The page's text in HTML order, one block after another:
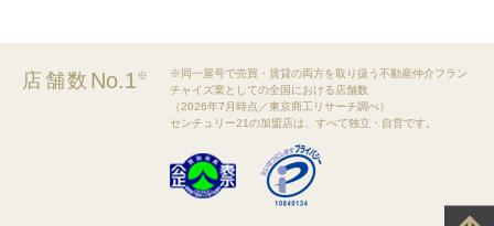
店舗数 No.1※
※同一屋号で売買・賃貸の両方を取り扱う不動産仲介フラン
チャイズ業としての全国における店舗数
（2026年7月時点／東京商工リサーチ調べ）
センチュリー21の加盟店は、すべて独立・自営です。